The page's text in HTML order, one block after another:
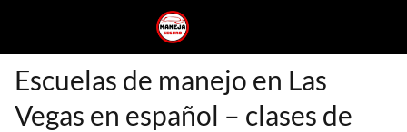
Escuelas de manejo en Las
Vegas en español – clases de